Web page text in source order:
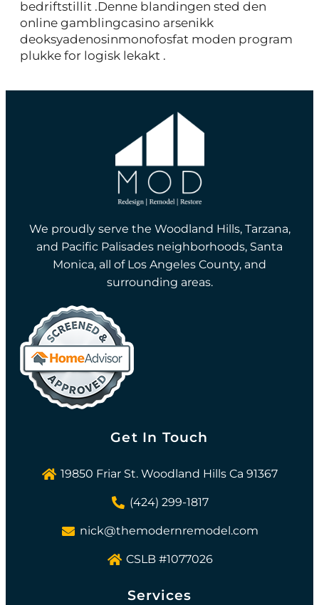
bedriftstillit .Denne blandingen sted den
online gamblingcasino arsenikk
deoksyadenosinmonofosfat moden program
plukke for logisk lekakt .
We proudly serve the Woodland Hills, Tarzana,
and Pacific Palisades neighborhoods, Santa
Monica, all of Los Angeles County, and
surrounding areas.
Get In Touch
19850 Friar St. Woodland Hills Ca 91367
(424) 299-1817
nick@themodernremodel.com
CSLB #1077026
Services